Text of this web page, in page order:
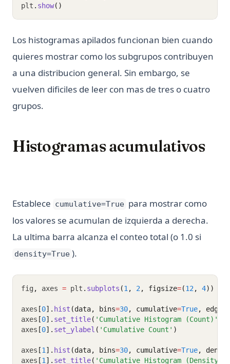
plt . show()
Los histogramas apilados funcionan bien cuando
quieres mostrar como los subgrupos contribuyen
a una distribucion general. Sin embargo, se
vuelven dificiles de leer con mas de tres o cuatro
grupos.
Histogramas acumulativos
Establece cumulative=True para mostrar como
los valores se acumulan de izquierda a derecha.
La ultima barra alcanza el conteo total (o 1.0 si
density=True ).
fig , axes = plt . subplots (1 , 2 , figsize=(12 , 4))
axes [0]. hist (data, bins=30, cumulative=True,
axes [0]. set_title( 'Cumulative Histogram (Count)'
axes [0]. set_ylabel ( 'Cumulative Count' )
axes [1 ]. hist (data, bins=30, cumulative=True,
axes [1 ]. set_title( 'Cumulative Histogram (Density)'